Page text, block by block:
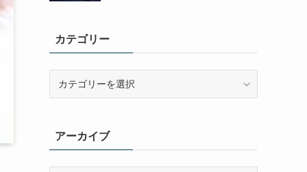
カテゴリー
ーアーカイブ